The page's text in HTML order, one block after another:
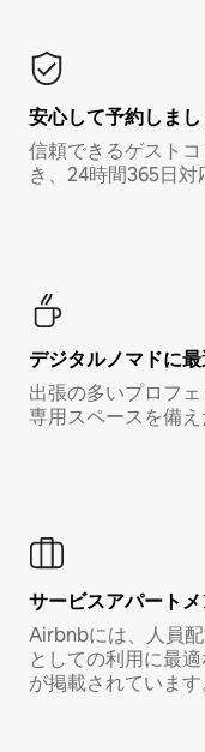
安心して予約しまし
信頼できるゲスト
き、24時間365日対
デジタルノマド⁠に
出張の多いプロフ
専用スペースを備え
サービスアパート
Airbnbには、人員
としての利用に最
が掲載されています